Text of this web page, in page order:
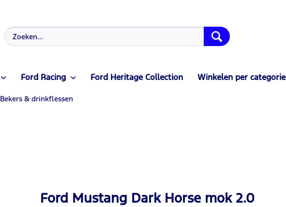
Ford Racing Ford Heritage Collection Winkelen per categorie
Bekers & drinkflessen
Ford Mustang Dark Horse mok 2.0